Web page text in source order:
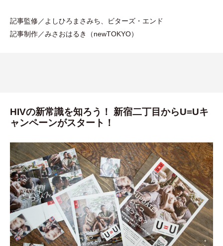
記事監修／よしひろまさみち、ビターズ ・ エンド
記事制作／みさおはるき
（newTOKYO）
HIVの新常識を知ろう！ 新宿二丁目からU=Uキ
ャンペーンがスタート！